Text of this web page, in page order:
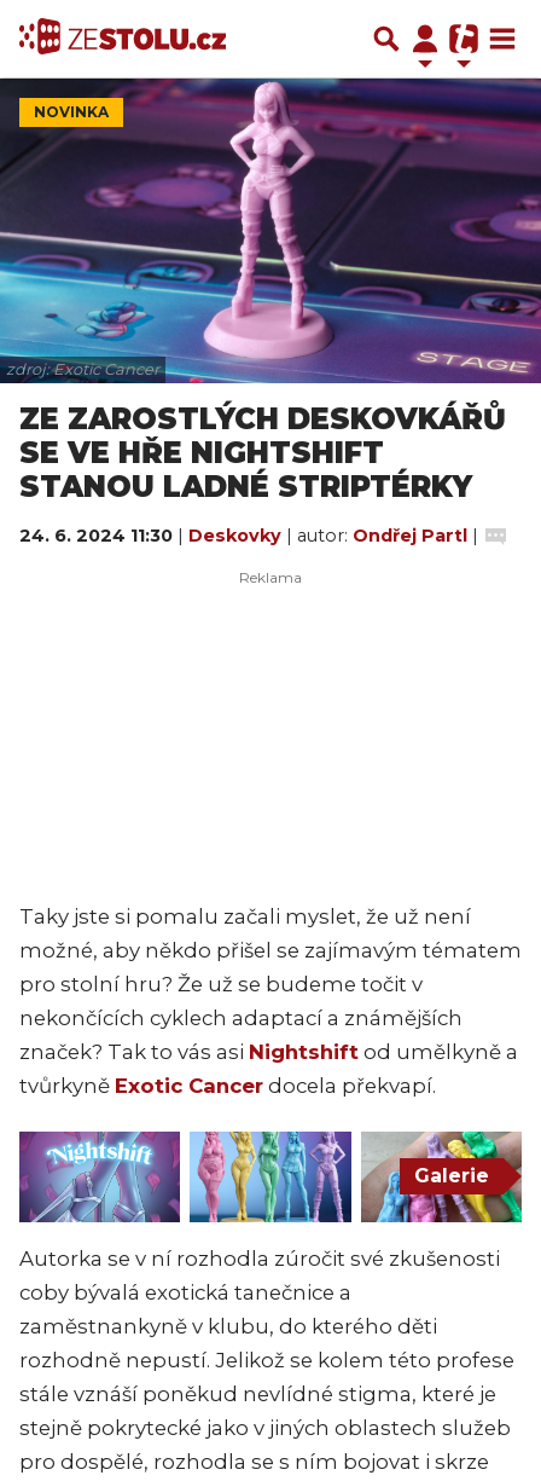
NOVINKA
zdroj: Exotic Cancer
ZE ZAROSTLÝCH DESKOVKÁŘŮ
SE VE HŘE NIGHTSHIFT
STANOU LADNÉ STRIPTÉRKY
24. 6. 2024 11:30 | Deskovky | autor: Ondřej Partl |
Taky jste si pomalu začali myslet, že už není
možné, aby někdo přišel se zajímavým tématem
pro stolní hru? Že už se budeme točit v
nekončících cyklech adaptací a známějších
značek? Tak to vás asi Nightshift od umělkyně a
tvůrkyně Exotic Cancer docela překvapí.
Galerie
Autorka se v ní rozhodla zúročit své zkušenosti
coby bývalá exotická tanečnice a
zaměstnankyně v klubu, do kterého děti
rozhodně nepustí. Jelikož se kolem této profese
stále vznáší poněkud nevlídné stigma, které je
stejně pokrytecké jako v jiných oblastech služeb
pro dospělé, rozhodla se s ním bojovat i skrze